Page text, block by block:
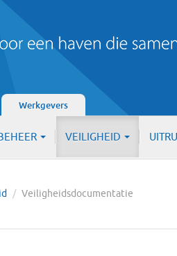
Werkgevers
VEILIGHEID
/ Veiligheidsdocumentatie